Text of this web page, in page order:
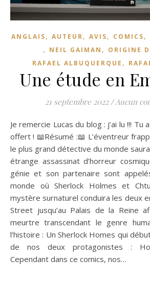
ANGLAIS, AUTEUR, AVIS, COMICS,
, NEIL GAIMAN , ORIGINE
RAFAEL ALBUQUERQUE ,
Une étude en
21 septembre 2022 / Aucun
Je remercie Lucas du blog : j’ai lu !!! Tu as lu… , de me l’avoir
offert ! 📖Résumé :📖 L’éventreur
le plus grand détective du monde saura
étrange assassinat d’horreur
génie et son partenaire sont
monde où Sherlock Holmes et
mystère surnaturel conduira les deux
Street jusqu’au Palais de la Reine
meurtre transcendant le genre
l’histoire : Un Sherlock Homes qui
de nos deux protagonistes :
Cependant dans ce comics, nos…